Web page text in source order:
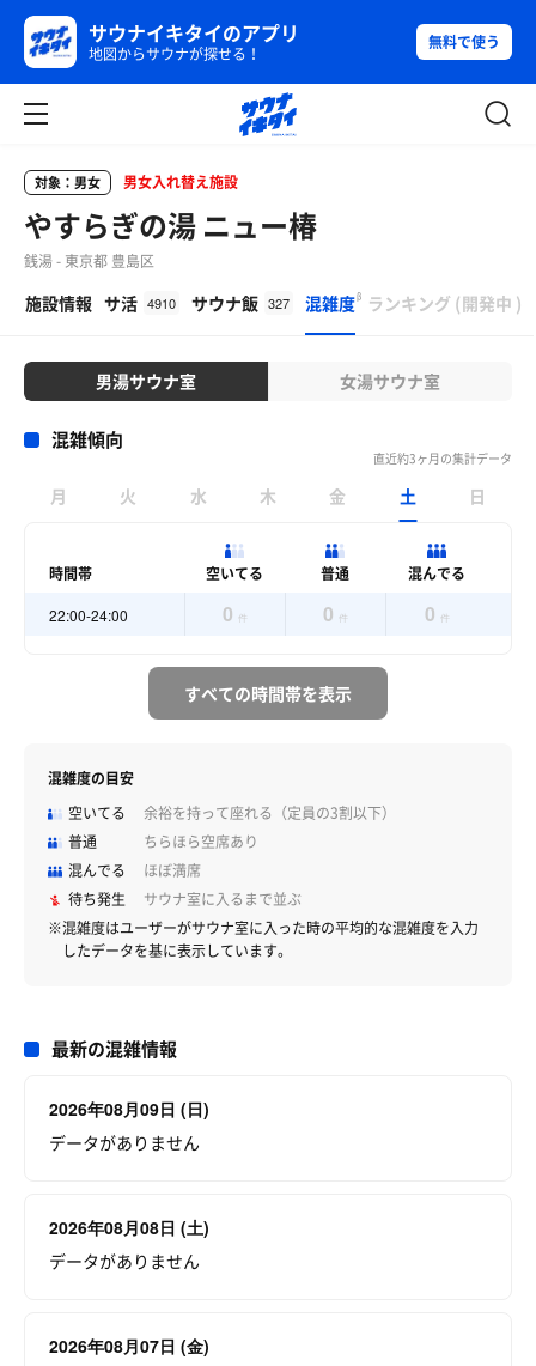
サウナイキタイのアプリ
地図からサウナが探せる！
無料で使う
対象：男女 男女入れ替え施設
やすらぎの湯 ニュー椿
銭湯 - 東京都 豊島区
施設情報 サ活 4910 サウナ飯 327 混雑度β ランキング (開発中 )
男湯サウナ室 女湯サウナ室
混雑傾向
直近約3ヶ月の集計データ
月 火 水 木 金 土 日
時間帯 空いてる 普通 混んでる
22:00-24:00 0 件 0 件 0 件
すべての時間帯を表示
混雑度の目安
空いてる
余裕を持って座れる（定員の3割以下）
普通
ちらほら空席あり
混んでる
ほぼ満席
待ち発生
サウナ室に入るまで並ぶ
※混雑度はユーザーがサウナ室に入った時の平均的な混雑度を入力
したデータを基に表示しています。
最新の混雑情報
2026年08月09日 (日)
データがありません
2026年08月08日 (土)
データがありません
2026年08月07日 (金)